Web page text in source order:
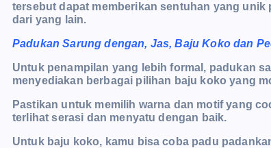
tersebut dapat memberikan sentuhan yang
dari yang lain.
Padukan Sarung dengan, Jas, Baju Koko dan
Untuk penampilan yang lebih formal, padukan
menyediakan berbagai pilihan baju koko yang
Pastikan untuk memilih warna dan motif yang
terlihat serasi dan menyatu dengan baik.
Untuk baju koko, kamu bisa coba padu